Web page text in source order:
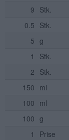
9 Stk.
0.5 Stk.
5 g
1
Stk.
2 Stk.
150 ml
100 ml
100 g
1
Prise